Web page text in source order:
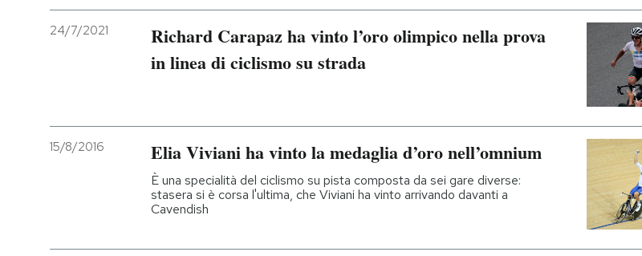
24/7/2021
Richard Carapaz ha vinto l’oro olimpico nella prova
in linea di ciclismo su strada
15/8/2016 Elia Viviani ha vinto la medaglia d’oro nell’omnium
È una specialità del ciclismo su pista composta da sei gare diverse:
stasera si è corsa l'ultima, che Viviani ha vinto arrivando davanti a
Cavendish